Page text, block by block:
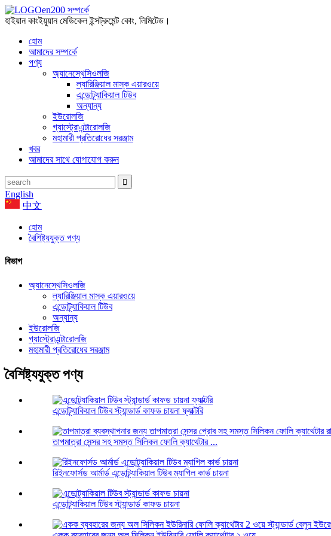
হাইয়ান কাংইয়ুয়ান মেডিকেল ইন্সট্রুমেন্ট কোং, লিমিটেড।
হোম
আমাদের সম্পর্কে
পণ্য
অ্যানেস্থেসিওলজি
ল্যারিঞ্জিয়াল মাস্ক এয়ারওয়ে
এন্ডোট্র্যাকিয়াল টিউব
অন্যান্য
ইউরোলজি
গ্যাস্ট্রোএন্টারোলজি
মহামারী প্রতিরোধের সরঞ্জাম
খবর
আমাদের সাথে যোগাযোগ করুন
English
中文
হোম
বৈশিষ্ট্যযুক্ত পণ্য
বিভাগ
অ্যানেস্থেসিওলজি
ল্যারিঞ্জিয়াল মাস্ক এয়ারওয়ে
এন্ডোট্র্যাকিয়াল টিউব
অন্যান্য
ইউরোলজি
গ্যাস্ট্রোএন্টারোলজি
মহামারী প্রতিরোধের সরঞ্জাম
বৈশিষ্ট্যযুক্ত পণ্য
এন্ডোট্র্যাকিয়াল টিউব স্ট্যান্ডার্ড কাফড চায়না ফ্যাক্টরি
তাপমাত্রা সেন্সর সহ সমস্ত সিলিকন ফোলি ক্যাথেটার ...
রিইনফোর্সড আর্মার্ড এন্ডোট্র্যাকিয়াল টিউব ম্যাগিল কার্ভ চায়না
এন্ডোট্র্যাকিয়াল টিউব স্ট্যান্ডার্ড কাফড চায়না